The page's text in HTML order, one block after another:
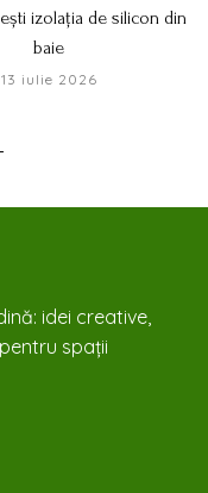
izolația de silicon din
baie
13 iulie 2026
idei creative,
spații